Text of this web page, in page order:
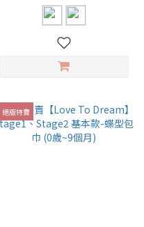
絕版特賣